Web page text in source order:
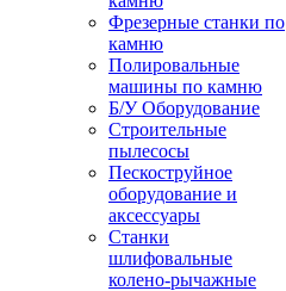
Фрезерные станки по
камню
Полировальные
машины по камню
Б/У Оборудование
Строительные
пылесосы
Пескоструйное
оборудование и
аксессуары
Станки
шлифовальные
колено-рычажные